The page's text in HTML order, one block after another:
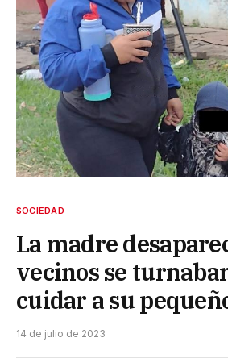
SOCIEDAD
La madre
vecinos se
cuidar a su
14 de julio de 2023